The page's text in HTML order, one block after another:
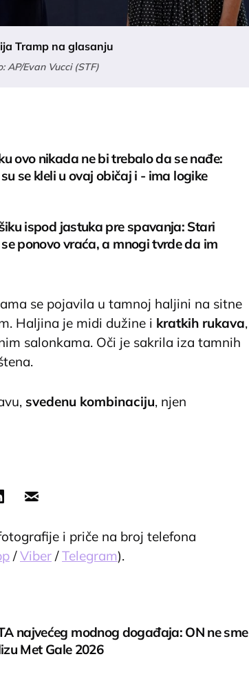
Tramp na glasanju
AP/Evan Vucci (STF)
ovo nikada ne bi trebalo da se nađe:
se kleli u ovaj običaj i - ima logike
ispod jastuka pre spavanja: Stari
ponovo vraća, a mnogi tvrde da im
se pojavila u tamnoj haljini na sitne
Haljina je midi dužine i kratkih rukava,
salonkama. Oči je sakrila iza tamnih
svedenu kombinaciju, njen
i priče na broj telefona
/Viber /Telegram).
najvećeg modnog događaja: ON ne sme
Met Gale 2026